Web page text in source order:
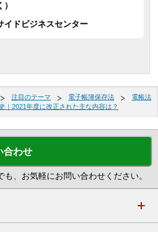
イドビジネスセンター
注目のテーマ 電子帳簿保存法
電帳法
｜2021年度に改正された主な内容は？
合わせ
、お気軽にお問い合わせください。